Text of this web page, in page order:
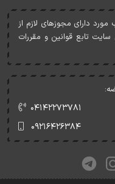
دارای مجوزهای لازم از
تابع قوانين و مقررات
۰۴۱۴۲۲۷۳۷۸۱
۰۹۲۱۶۴۲۶۳۸۴